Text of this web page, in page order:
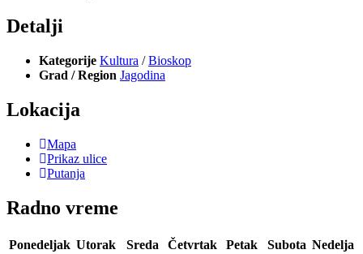
Detalji
Kategorije Kultura /Bioskop
Grad / Region Jagodina
Lokacija
Mapa
Prikaz ulice
Putanja
Radno vreme
Ponedeljak Utorak Sreda Četvrtak Petak Subota Nedelja